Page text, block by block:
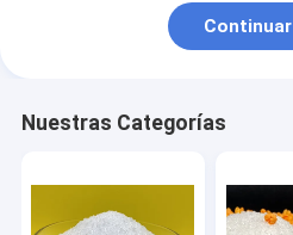
Continuar
Nuestras Categorías